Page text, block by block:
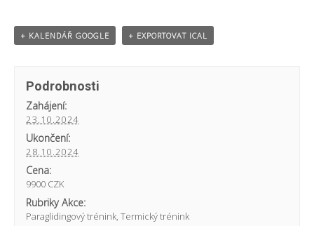
+ KALENDÁŘ GOOGLE + EXPORTOVAT ICAL
Podrobnosti
Zahájení:
23.10.2024
Ukončení:
28.10.2024
Cena:
9900 CZK
Rubriky Akce:
Paraglidingový trénink ,Termický trénink